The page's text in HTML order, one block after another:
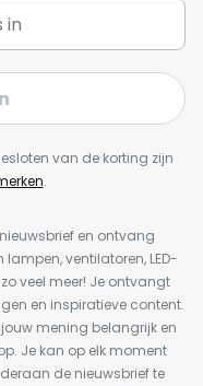
van de korting zijn
.
en ontvang
ventilatoren, LED-
veel meer! Je ontvangt
en inspiratieve content.
mening belangrijk en
Je kan op elk moment
de nieuwsbrief te